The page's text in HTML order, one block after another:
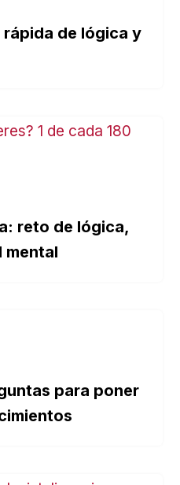
rápida de lógica y
reto de lógica,
mental
para poner